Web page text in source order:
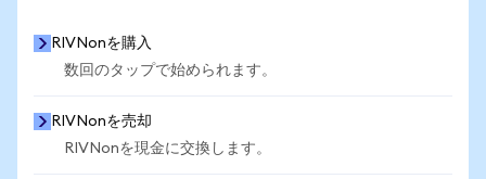
RIVNonを購入
数回のタップで始められます。
RIVNonを売却
RIVNonを現金に交換します。